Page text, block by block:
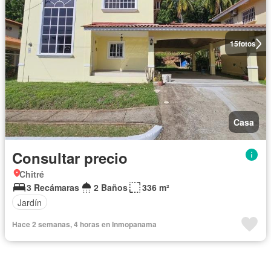
15fotos
Casa
Consultar precio
Chitré
3 Recámaras
2 Baños
336 m²
Jardín
Hace 2 semanas, 4 horas en Inmopanama